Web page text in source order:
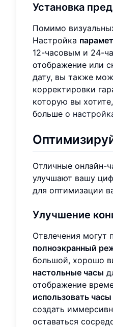
Установка
Помимо
Настройка
12-часовым и 24-
отображение или
дату, вы также
корректировки
которую вы
больше о
Отличные онлайн-
улучшают вашу
для оптимизации
Улучшение
Отвлечения могут
полноэкранный
большой, хорошо
настольные часы
отображение
использовать
создать
оставаться